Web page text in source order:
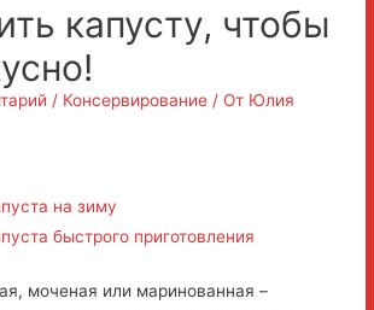
капусту, чтобы
/ Консервирование / От Юлия
на зиму
быстрого приготовления
моченая или маринованная –